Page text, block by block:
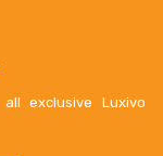
exclusive Luxivo